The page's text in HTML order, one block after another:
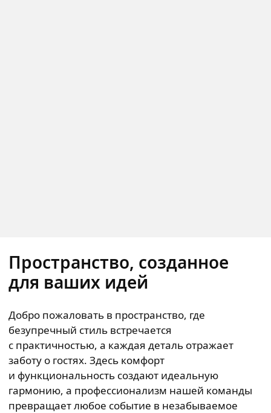
Пространство, созданное
для ваших идей
Добро пожаловать в пространство, где
безупречный стиль встречается
с практичностью, а каждая деталь отражает
заботу о гостях. Здесь комфорт
и функциональность создают идеальную
гармонию, а профессионализм нашей команды
превращает любое событие в незабываемое